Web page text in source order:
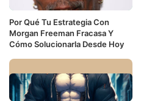
Por Qué Tu Estrategia Con
Morgan Freeman Fracasa Y
Cómo Solucionarla Desde Hoy